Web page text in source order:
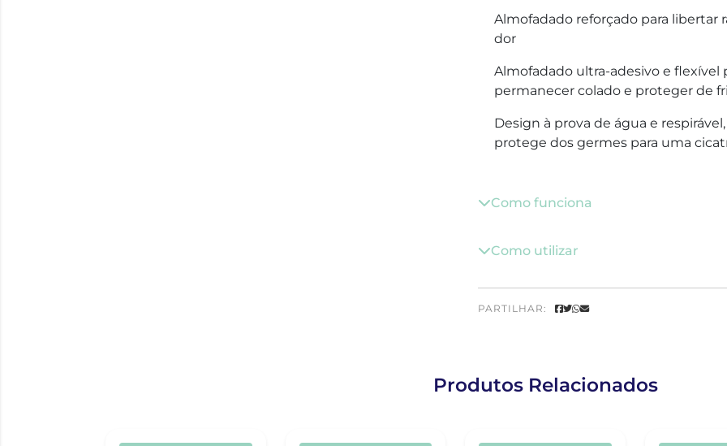
Almofadado reforçado para libertar
dor
Almofadado ultra-adesivo e flexível
permanecer colado e proteger de
Design à prova de água e
protege dos germes para uma
Como funciona
Como utilizar
PARTILHAR:
Produtos Relacionados